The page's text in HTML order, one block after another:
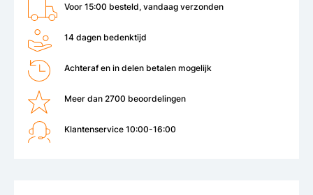
Voor 15:00 besteld, vandaag verzonden
14 dagen bedenktijd
Achteraf en in delen betalen mogelijk
Meer dan 2700 beoordelingen
Klantenservice 10:00-16:00